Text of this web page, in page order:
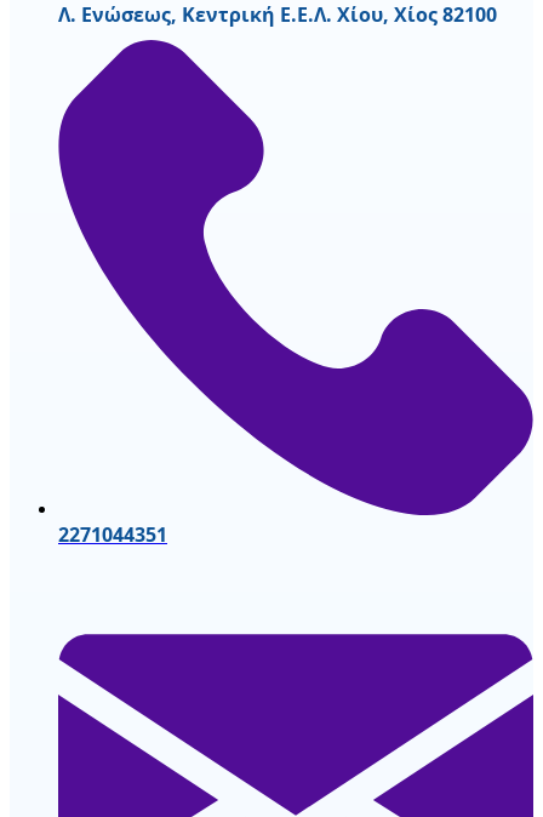
Λ. Ενώσεως, Κεντρική Ε.Ε.Λ. Χίου, Χίος 82100
2271044351